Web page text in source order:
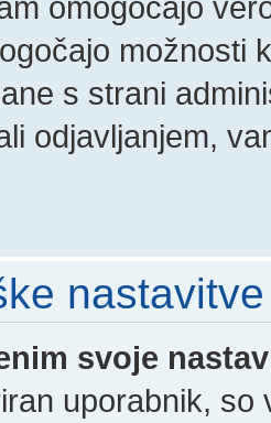
možnosti
s strani
odjavljanjem,
nastavitve
svoje
uporabnik,